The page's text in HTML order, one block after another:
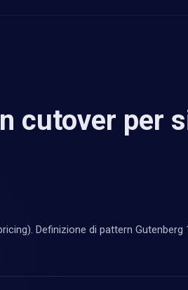
cutover per
Definizione di pattern Gutenberg